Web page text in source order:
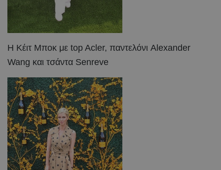
Η Kέιτ Μποκ με top Acler, παντελόνι Alexander
Wang και τσάντα Senreve